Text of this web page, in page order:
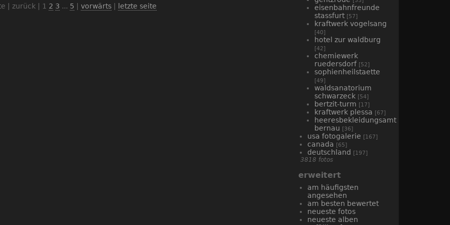
| zurück | 1 2 3 ... 5 vorwärts| letzte seite
eisenbahnfreunde
stassfurt [57]
kraftwerk vogelsang
[40]
hotel zur waldburg
[42]
chemiewerk
ruedersdorf [52]
sophienheilstaette
[49]
waldsanatorium
schwarzeck [54]
bertzit-turm [17]
kraftwerk plessa [67]
heeresbekleidungsamt
bernau [36]
usa fotogalerie [167]
canada [65]
deutschland [197]
3818 fotos
erweitert
am häufigsten
angesehen
am besten bewertet
neueste fotos
neueste alben